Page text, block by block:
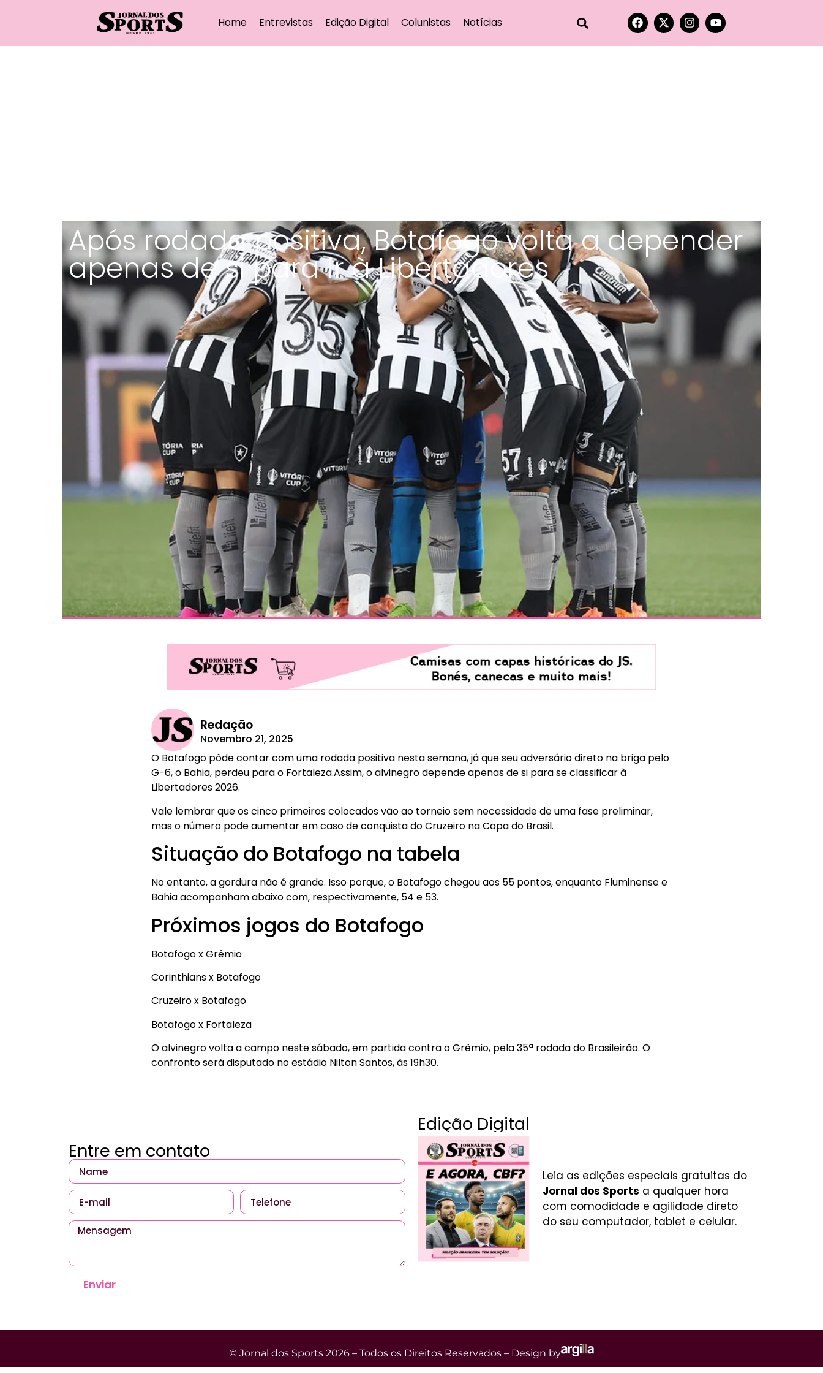
Home Entrevistas Edição Digital Colunistas Notícias
Após rodada positiva, Botafogo volta a depender
apenas de si para ir à Libertadores
Redação
Novembro 21, 2025
O Botafogo pôde contar com uma rodada positiva nesta semana, já que seu adversário direto na briga pelo
G-6, o Bahia, perdeu para o Fortaleza.Assim, o alvinegro depende apenas de si para se classificar à
Libertadores 2026.
Vale lembrar que os cinco primeiros colocados vão ao torneio sem necessidade de uma fase preliminar,
mas o número pode aumentar em caso de conquista do Cruzeiro na Copa do Brasil.
Situação do Botafogo na tabela
No entanto, a gordura não é grande. Isso porque, o Botafogo chegou aos 55 pontos, enquanto Fluminense e
Bahia acompanham abaixo com, respectivamente, 54 e 53.
Próximos jogos do Botafogo
Botafogo x Grêmio
Corinthians x Botafogo
Cruzeiro x Botafogo
Botafogo x Fortaleza
O alvinegro volta a campo neste sábado, em partida contra o Grêmio, pela 35ª rodada do Brasileirão. O
confronto será disputado no estádio Nilton Santos, às 19h30.
Entre em contato
Enviar
Edição Digital
Leia as edições especiais gratuitas do
Jornal dos Sports a qualquer hora
com comodidade e agilidade direto
do seu computador, tablet e celular.
© Jornal dos Sports 2026 – Todos os Direitos Reservados – Design by